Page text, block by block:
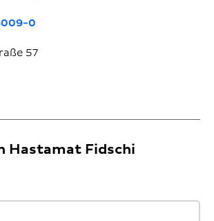
0
57
Hastamat Fidschi